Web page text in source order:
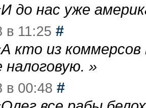
И до нас уже
в 11:25 #
А кто из
»
в 00:48 #